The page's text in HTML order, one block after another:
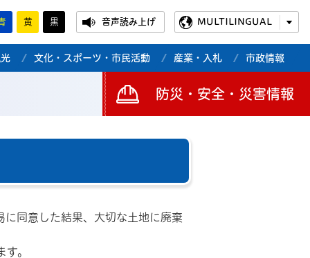
黄 黒 音声読み上げ MULTILINGUAL
文化・スポーツ・市民活動 産業・入札 市政情報
防災・安全・災害情報
同意した結果、大切な土地に廃棄
。